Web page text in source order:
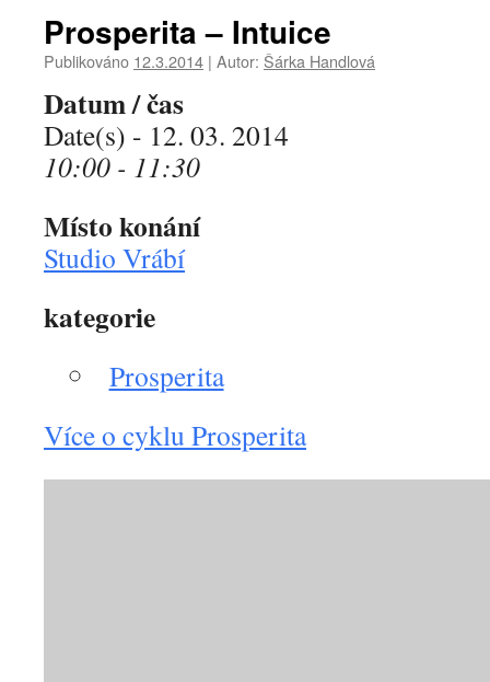
Prosperita – Intuice
Publikováno 12.3.2014 | Autor: Šárka Handlová
Datum / čas
Date(s) - 12. 03. 2014
10:00 - 11:30
Místo konání
Studio Vrábí
kategorie
Prosperita
Více o cyklu Prosperita